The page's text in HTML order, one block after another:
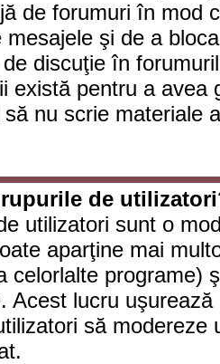
de forumuri în mod
mesajele şi de a
discuţie în
există pentru a avea
nu scrie materiale
de
utilizatori sunt o
aparţine mai
celorlalte programe)
Acest lucru
să